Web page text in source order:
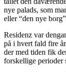
nye palads, som
eller “den nye
Residenz var
på i hvert fald fire
der med tiden fik
forskellige perioder